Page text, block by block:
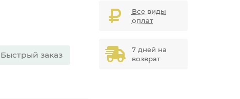
Быстрый заказ
Все виды
оплат
7 дней на
возврат